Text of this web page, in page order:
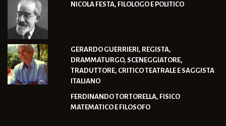
NICOLA FESTA, FILOLOGO E POLITICO
GERARDO GUERRIERI, REGISTA,
DRAMMATURGO, SCENEGGIATORE,
TRADUTTORE, CRITICO TEATRALE E SAGGISTA
ITALIANO
FERDINANDO TORTORELLA, FISICO
MATEMATICO E FILOSOFO